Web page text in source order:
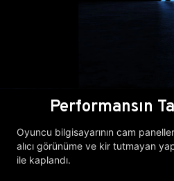
Performansın
Oyuncu bilgisayarının cam
alıcı görünüme ve kir tutmayan
ile kaplandı.